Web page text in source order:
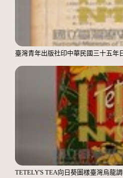
臺灣青年出版社印中華民國三十五年
TETELY'S TEA向日葵圖樣臺灣烏龍